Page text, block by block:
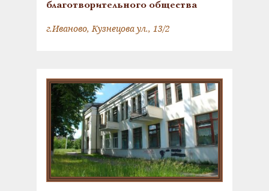
благотворительного общества
г.Иваново, Кузнецова ул., 13/2